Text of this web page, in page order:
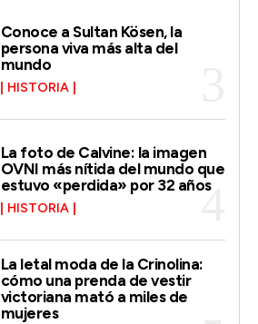
Conoce a Sultan Kösen, la
persona viva más alta del
mundo
HISTORIA
La foto de Calvine: la imagen
OVNI más nítida del mundo que
estuvo «perdida» por 32 años
HISTORIA
La letal moda de la Crinolina:
cómo una prenda de vestir
victoriana mató a miles de
mujeres